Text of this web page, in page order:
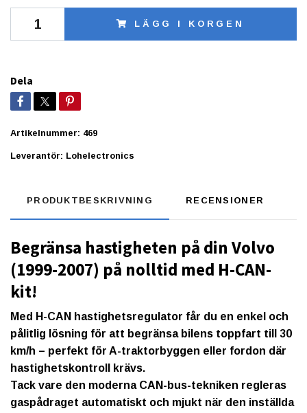
LÄGG I KORGEN
Dela
Artikelnummer: 469
Leverantör: Lohelectronics
PRODUKTBESKRIVNING RECENSIONER
Begränsa hastigheten på din Volvo
(1999-2007) på nolltid med H-CAN-
kit!
Med H-CAN hastighetsregulator får du en enkel och
pålitlig lösning för att begränsa bilens toppfart till 30
km/h – perfekt för A-traktorbyggen eller fordon där
hastighetskontroll krävs.
Tack vare den moderna CAN-bus-tekniken regleras
gaspådraget automatiskt och mjukt när den inställda